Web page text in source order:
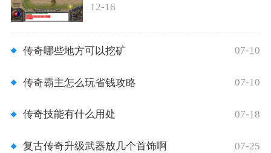
12-16
传奇哪些地方可以挖矿 07-10
传奇霸主怎么玩省钱攻略 07-10
传奇技能有什么用处 07-18
复古传奇升级武器放几个首饰啊 07-25